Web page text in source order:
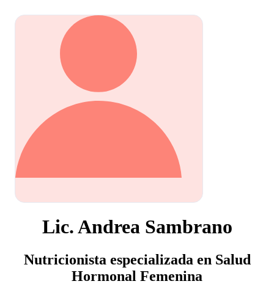
Lic. Andrea Sambrano
Nutricionista especializada en Salud
Hormonal Femenina